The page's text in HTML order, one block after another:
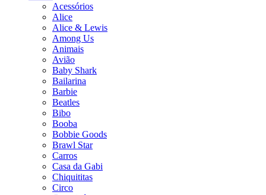
Acessórios
Alice
Alice & Lewis
Among Us
Animais
Avião
Baby Shark
Bailarina
Barbie
Beatles
Bibo
Booba
Bobbie Goods
Brawl Star
Carros
Casa da Gabi
Chiquititas
Circo